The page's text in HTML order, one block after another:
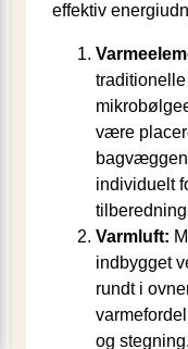
effektiv
være
individuelt
Varmluft:
indbygget
rundt i
og stegning.